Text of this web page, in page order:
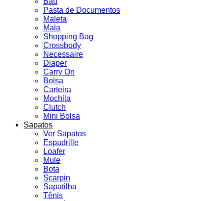
Pasta de Documentos
Maleta
Mala
Shopping Bag
Crossbody
Necessaire
Diaper
Carry On
Bolsa
Carteira
Mochila
Clutch
Mini Bolsa
Sapatos
Ver Sapatos
Espadrille
Loafer
Mule
Bota
Scarpin
Sapatilha
Tênis